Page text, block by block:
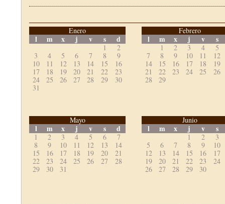
Enero
l m x j v s d
1
2
3
4 5 6 7 8
9
10
11 12 13 14 15
16
17
18 19 20 21 22
23
24
25 26 27 28 29
30
31
Febrero
l m x j v s
1 2 3 4
5
7
8 9 10 11
12
14
15 16 17 18
19
21
22 23 24 25
26
28
29
Mayo
l m x j v s d
1 2 3 4 5 6
7
8
9 10 11 12 13
14
15
16 17 18 19 20
21
22
23 24 25 26 27
28
29
30 31
Junio
l m x j v s
1 2
3
5
6 7 8 9
10
12
13 14 15 16
17
19
20 21 22 23
24
26
27 28 29 30